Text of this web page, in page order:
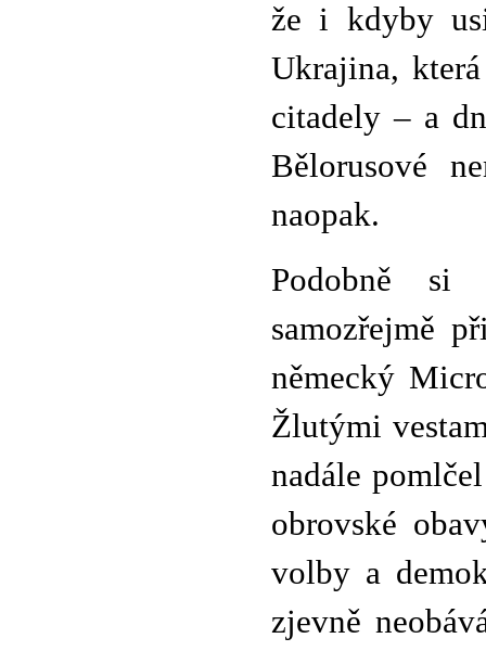
že i kdyby
Ukrajina,
citadely – a
Bělorusové
naopak.
Podobně si
samozřejmě
německý
Žlutými
nadále
obrovské
volby a
zjevně